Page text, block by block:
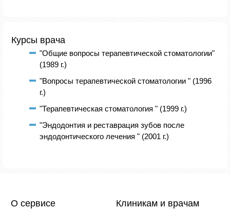
Курсы врача
"Общие вопросы терапевтической стоматологии"
(1989 г.)
"Вопросы терапевтической стоматологии " (1996
г.)
"Терапевтическая стоматология " (1999 г.)
"Эндодонтия и реставрация зубов после
эндодонтического лечения " (2001 г.)
О сервисе Клиникам и врачам